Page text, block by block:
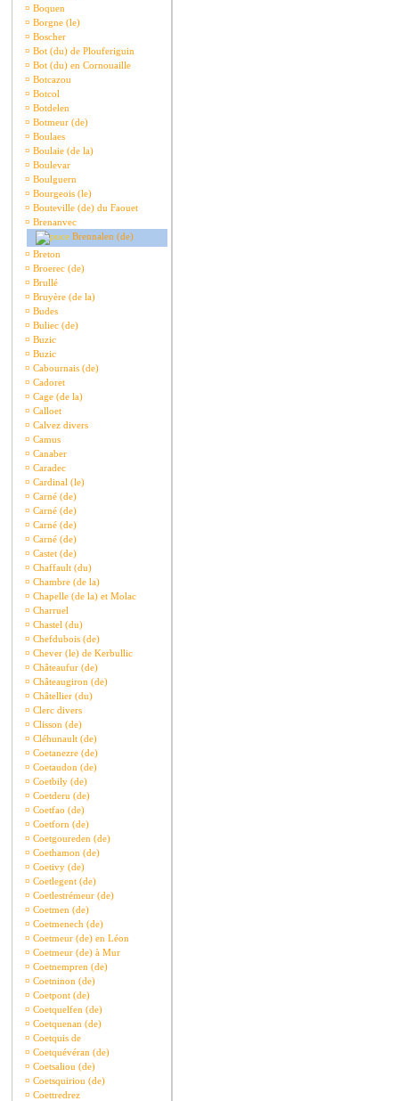
¤ Boquen
¤ Borgne (le)
¤ Boscher
¤ Bot (du) de Plouferiguin
¤ Bot (du) en Cornouaille
¤ Botcazou
¤ Botcol
¤ Botdelen
¤ Botmeur (de)
¤ Boulaes
¤ Boulaie (de la)
¤ Boulevar
¤ Boulguern
¤ Bourgeois (le)
¤ Bouteville (de) du Faouet
¤ Brenanvec
Brennalen (de)
¤ Breton
¤ Broerec (de)
¤ Brullé
¤ Bruyère (de la)
¤ Budes
¤ Buliec (de)
¤ Buzic
¤ Buzic
¤ Cabournais (de)
¤ Cadoret
¤ Cage (de la)
¤ Calloet
¤ Calvez divers
¤ Camus
¤ Canaber
¤ Caradec
¤ Cardinal (le)
¤ Carné (de)
¤ Carné (de)
¤ Carné (de)
¤ Carné (de)
¤ Castet (de)
¤ Chaffault (du)
¤ Chambre (de la)
¤ Chapelle (de la) et Molac
¤ Charruel
¤ Chastel (du)
¤ Chefdubois (de)
¤ Chever (le) de Kerbullic
¤ Châteaufur (de)
¤ Châteaugiron (de)
¤ Châtellier (du)
¤ Clerc divers
¤ Clisson (de)
¤ Cléhunault (de)
¤ Coetanezre (de)
¤ Coetaudon (de)
¤ Coetbily (de)
¤ Coetderu (de)
¤ Coetfao (de)
¤ Coetforn (de)
¤ Coetgoureden (de)
¤ Coethamon (de)
¤ Coetivy (de)
¤ Coetlegent (de)
¤ Coetlestrémeur (de)
¤ Coetmen (de)
¤ Coetmenech (de)
¤ Coetmeur (de) en Léon
¤ Coetmeur (de) à Mur
¤ Coetnempren (de)
¤ Coetninon (de)
¤ Coetpont (de)
¤ Coetquelfen (de)
¤ Coetquenan (de)
¤ Coetquis de
¤ Coetquévéran (de)
¤ Coetsaliou (de)
¤ Coetsquiriou (de)
¤ Coettredrez